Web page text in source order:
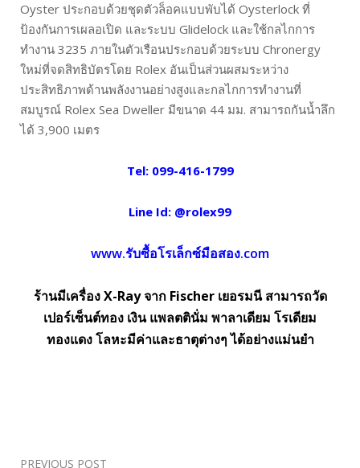
Oyster ประกอบด้วยชุดตัวล็อคแบบพับได้ Oysterlock ที่
ป้องกันการเผลอเปิด และระบบ Glidelock และใช้กลไกการ
ทำงาน 3235 ภายในตัวเรือนประกอบด้วยระบบ Chronergy
ใหม่ที่จดสิทธิบัตรโดย Rolex อันเป็นส่วนผสมระหว่าง
ประสิทธิภาพด้านพลังงานอย่างสูงและกลไกการทำงานที่
สมบูรณ์ Rolex Sea Dweller มีขนาด 44 มม. สามารถกันน้ำลึก
ได้ 3,900 เมตร
Tel: 099-416-1799
Line Id: @rolex99
www.รับซื้อโรเล็กซ์มือสอง.com
ร้านมีเครื่อง X-Ray จาก Fischer เยอรมนี สามารถวัด
เปอร์เซ็นต์ทอง เงิน แพลตตินั่ม พาลาเดียม โรเดียม
ทองแดง โลหะมีค่าและธาตุต่างๆ ได้อย่างแม่นยำ
PREVIOUS POST